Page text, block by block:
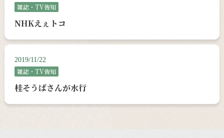
雑誌・TV告知
NHKえぇトコ
2019/11/22
雑誌・TV告知
桂そうばさんが水行